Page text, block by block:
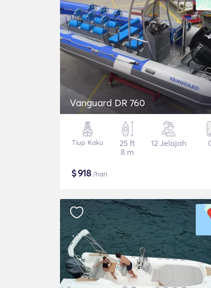
Vanguard DR 760
Tiup Kaku
25 ft
8 m
12 Jelajah
$918/hari